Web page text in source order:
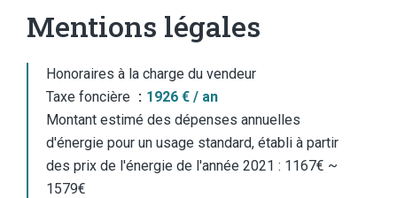
Mentions légales
Honoraires à la charge du vendeur
Taxe foncière
1926 € / an
Montant estimé des dépenses annuelles
d'énergie pour un usage standard, établi à partir
des prix de l'énergie de l'année 2021 : 1167€ ~
1579€